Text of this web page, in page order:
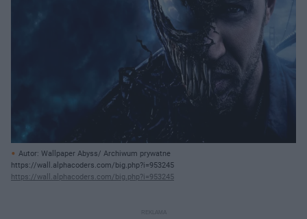
Autor: Wallpaper Abyss/ Archiwum prywatne
https://wall.alphacoders.com/big.php?i=953245
https://wall.alphacoders.com/big.php?i=953245